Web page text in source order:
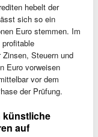
hebelt der
sich so ein
Euro stemmen. Im
Steuern und
Euro vorweisen
vor dem
der Prüfung.
künstliche
auf